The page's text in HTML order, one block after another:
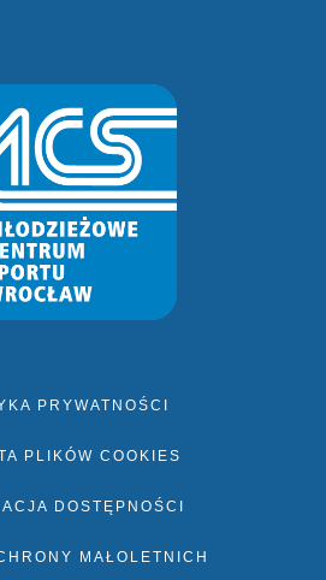
PRYWATNOŚCI
PLIKÓW COOKIES
DOSTĘPNOŚCI
MAŁOLETNICH